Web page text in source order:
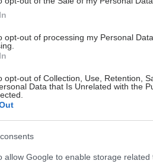
opt-out of processing my Personal
opt-out of Collection, Use, Retention,
Data that Is Unrelated with the
allow Google to enable storage